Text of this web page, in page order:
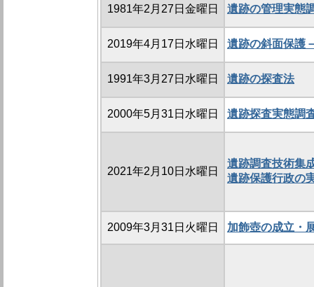
1981年2月27日金曜日 遺跡の管理実態
2019年4月17日水曜日 遺跡の斜面保護
1991年3月27日水曜日 遺跡の探査法
2000年5月31日水曜日 遺跡探査実態調
2021年2月10日水曜日
遺跡調査技術集
遺跡保護行政の
2009年3月31日火曜日 加飾壺の成立・